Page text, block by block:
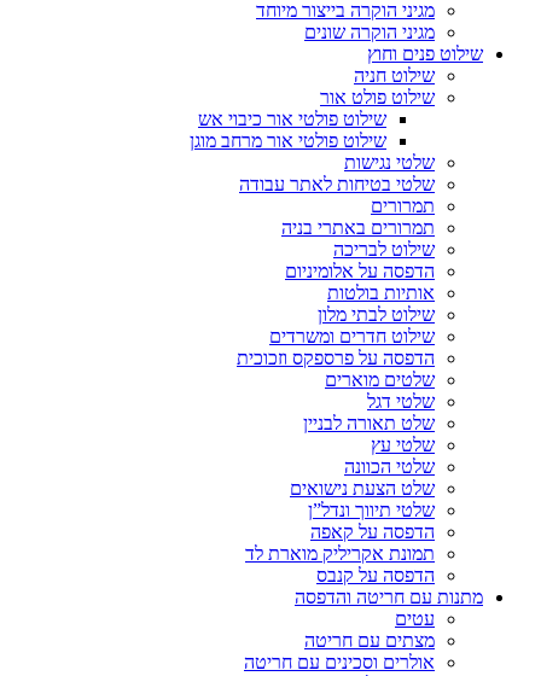
מגיני הוקרה בייצור מיוחד
מגיני הוקרה שונים
שילוט פנים וחוץ
שילוט חניה
שילוט פולט אור
שילוט פולטי אור כיבוי אש
שילוט פולטי אור מרחב מוגן
שלטי נגישות
שלטי בטיחות לאתר עבודה
תמרורים
תמרורים באתרי בניה
שילוט לבריכה
הדפסה על אלומיניום
אותיות בולטות
שילוט לבתי מלון
שילוט חדרים ומשרדים
הדפסה על פרספקס וזכוכית
שלטים מוארים
שלטי דגל
שלט תאורה לבניין
שלטי עץ
שלטי הכוונה
שלט הצעת נישואים
שלטי תיווך ונדל”ן
הדפסה על קאפה
תמונת אקריליק מוארת לד
הדפסה על קנבס
מתנות עם חריטה והדפסה
עטים
מצתים עם חריטה
אולרים וסכינים עם חריטה